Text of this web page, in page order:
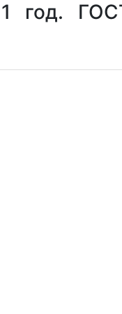
год.